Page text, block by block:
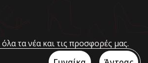
τα νέα και τις προσφορές μας.